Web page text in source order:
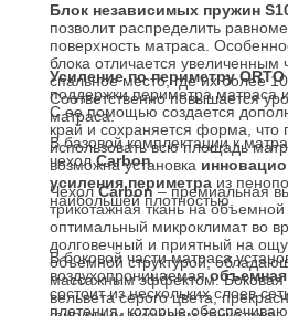
Блок независимых пружин
позволит распределить
поверхность матраса.
блока отличается увеличенным
спальное место, где их более
Соответственно повышается
матраса.
Усиление по периметру
поддержки периметра матраса
С ее помощью создается
край и сохраняется форма, что
использовать всю площадь
возможна установка
усиления периметра
наибольшей плотностью.
В базовой комплектации к
чехолCarbon.
ЧехолCarbon– премиальная
трикотажная ткань на объемной
оптимальный микроклимат во
долговечный и приятный на
объемной структурой,
массажным эффектом. Боковая
вельвета серого цвета,
фигурным рисунком трикотажа.
В боковой части матраса
воздухопроницаемаяобъемная
состоит из нескольких слоев
плетения, которые